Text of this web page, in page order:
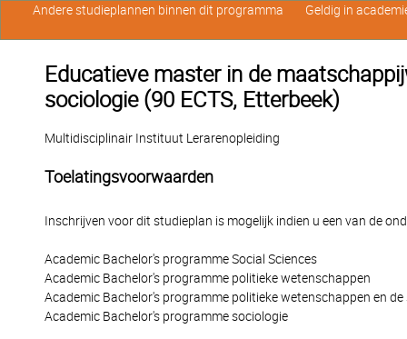
Educatieve master in de
sociologie (90 ECTS, Etterbeek)
Multidisciplinair Instituut Lerarenopleiding
Toelatingsvoorwaarden
Inschrijven voor dit studieplan is mogelijk indien u een van de
Academic Bachelor's programme Social Sciences
Academic Bachelor's programme politieke wetenschappen
Academic Bachelor's programme politieke wetenschappen en de
Academic Bachelor's programme sociologie
Andere studieplannen binnen dit programma Geldig in